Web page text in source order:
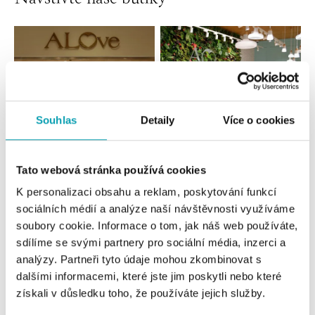
Souhlas Detaily Více o cookies
Tato webová stránka používá cookies
K personalizaci obsahu a reklam, poskytování funkcí
sociálních médií a analýze naší návštěvnosti využíváme
soubory cookie. Informace o tom, jak náš web používáte,
sdílíme se svými partnery pro sociální média, inzerci a
analýzy. Partneři tyto údaje mohou zkombinovat s
dalšími informacemi, které jste jim poskytli nebo které
získali v důsledku toho, že používáte jejich služby.
Všechny Česko Slovensko
ALOve OC Nový Smíchov, Praha 5
Plzeňská 8, 150 00 Praha 5 - Anděl
tel.: +420736509250
dnes otevřeno od 09:00
ALOve OC Olympia, Brno